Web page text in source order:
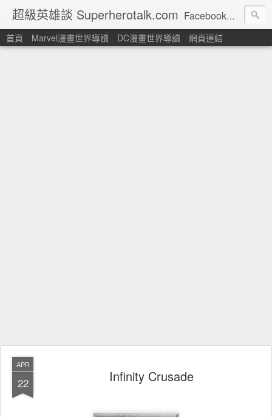
超級英雄談 Superherotalk.com Facebook頁面: http://www.facebook.com/superherotalk 以繁體中文讀者為對象的美國超級英雄漫畫主題網站
首頁 Marvel漫畫世界導讀 DC漫畫世界導讀 網頁連結
APR
22 Infinity Crusade